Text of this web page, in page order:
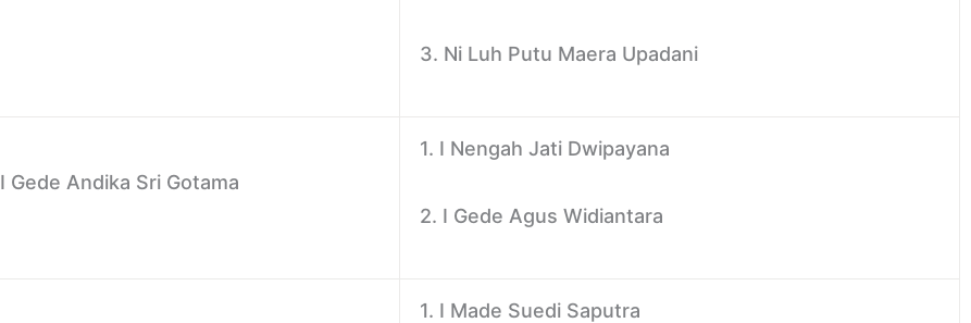
3. Ni Luh Putu Maera Upadani
I Gede Andika Sri Gotama
1. I Nengah Jati Dwipayana
2. I Gede Agus Widiantara
1. I Made Suedi Saputra